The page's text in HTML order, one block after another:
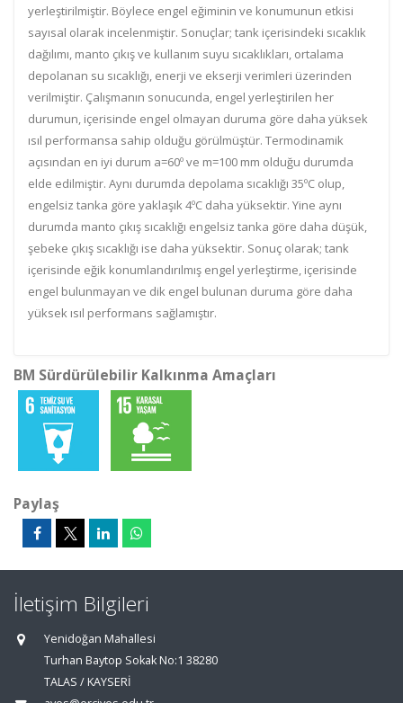
yerleştirilmiştir. Böylece engel eğiminin ve konumunun etkisi
sayısal olarak incelenmiştir. Sonuçlar; tank içerisindeki sıcaklık
dağılımı, manto çıkış ve kullanım suyu sıcaklıkları, ortalama
depolanan su sıcaklığı, enerji ve ekserji verimleri üzerinden
verilmiştir. Çalışmanın sonucunda, engel yerleştirilen her
durumun, içerisinde engel olmayan duruma göre daha yüksek
ısıl performansa sahip olduğu görülmüştür. Termodinamik
açısından en iyi durum a=60º ve m=100 mm olduğu durumda
elde edilmiştir. Aynı durumda depolama sıcaklığı 35ºC olup,
engelsiz tanka göre yaklaşık 4ºC daha yüksektir. Yine aynı
durumda manto çıkış sıcaklığı engelsiz tanka göre daha düşük,
şebeke çıkış sıcaklığı ise daha yüksektir. Sonuç olarak; tank
içerisinde eğik konumlandırılmış engel yerleştirme, içerisinde
engel bulunmayan ve dik engel bulunan duruma göre daha
yüksek ısıl performans sağlamıştır.
BM Sürdürülebilir Kalkınma Amaçları
Paylaş
İletişim Bilgileri
Yenidoğan Mahallesi
Turhan Baytop Sokak No:1 38280
TALAS / KAYSERİ